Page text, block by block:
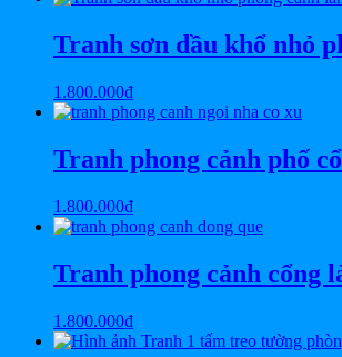
Tranh sơn dầu khổ nhỏ
1.800.000₫
Tranh phong cảnh phố
1.800.000₫
Tranh phong cảnh cổng
1.800.000₫